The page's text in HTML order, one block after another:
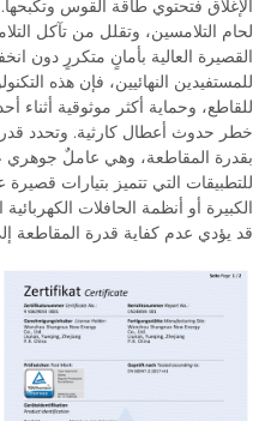
الإغلاق فتحتوي طاقة القوس
لحام التلامسين، وتقلل من تآكل
القصيرة العالية بأمانٍ متكررٍ دون
للمستفيدين النهائيين، فإن هذه
للقاطع، وحماية أكثر موثوقية أثناء
خطر حدوث أعطال كارثية. وتحدد
بقدرة المقاطعة، وهي عاملٌ جوهري
للتطبيقات التي تتميز بتيارات قصيرة
الكبيرة أو أنظمة الحافلات
قد يؤدي عدم كفاية قدرة المقاطعة